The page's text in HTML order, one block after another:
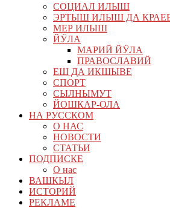
СОЦИАЛ ИЛЫШ
ЭРТЫШ ИЛЫШ ДА
МЕР ИЛЫШ
ЙӰЛА
МАРИЙ ЙӰЛА
ПРАВОСЛАВИЙ
ЕШ ДА ИКШЫВЕ
СПОРТ
СЫЛНЫМУТ
ЙОШКАР-ОЛА
НА РУССКОМ
О НАС
НОВОСТИ
СТАТЬИ
ПОДПИСКЕ
О нас
ВАШКЫЛ
ИСТОРИЙ
РЕКЛАМЕ